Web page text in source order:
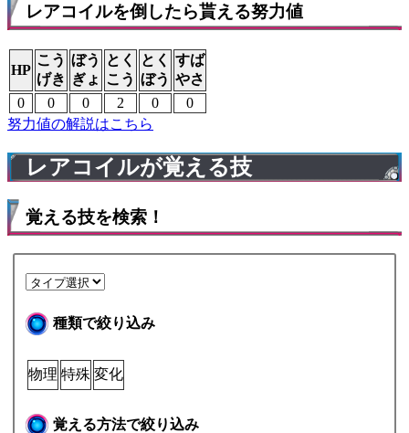
レアコイルを倒したら貰える努力値
HP
こう
げき
ぼう
ぎょ
とく
こう
とく
ぼう
すば
やさ
0
0 0 2 0
0
努力値の解説はこちら
レアコイルが覚える技
覚える技を検索！
種類で絞り込み
物理 特殊 変化
覚える方法で絞り込み